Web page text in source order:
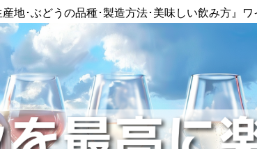
地･ぶどうの品種･製造方法･美味しい飲み方』